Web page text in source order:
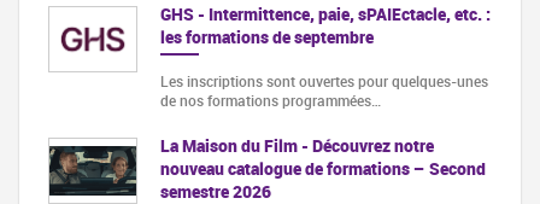
GHS - Intermittence, paie, sPAIEctacle, etc. :
les formations de septembre
Les inscriptions sont ouvertes pour quelques-unes
de nos formations programmées…
La Maison du Film - Découvrez notre
nouveau catalogue de formations – Second
semestre 2026